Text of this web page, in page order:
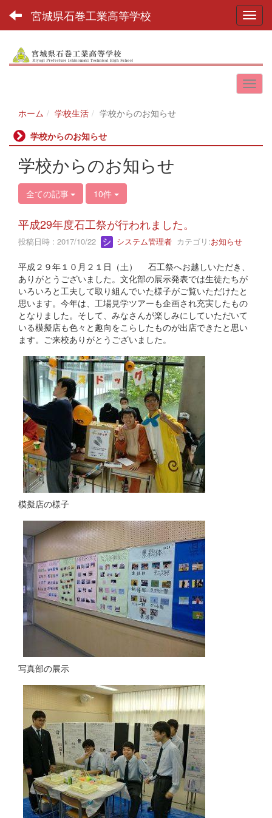
宮城県石巻工業高等学校
ホーム 学校生活
学校からのお知らせ
学校からのお知らせ
学校からのお知らせ
全ての記事 10件
平成29年度石工祭が行われました。
投稿日時 : 2017/10/22 システム管理者 カテゴリ:お知らせ
平成２９年１０月２１日（土） 石工祭へお越しいただき、
ありがとうございました。文化部の展示発表では生徒たちが
いろいろと工夫して取り組んでいた様子がご覧いただけたと
思います。今年は、工場見学ツアーも企画され充実したもの
となりました。そして、みなさんが楽しみにしていただいて
いる模擬店も色々と趣向をこらしたものが出店できたと思い
ます。ご来校ありがとうございました。
模擬店の様子
写真部の展示